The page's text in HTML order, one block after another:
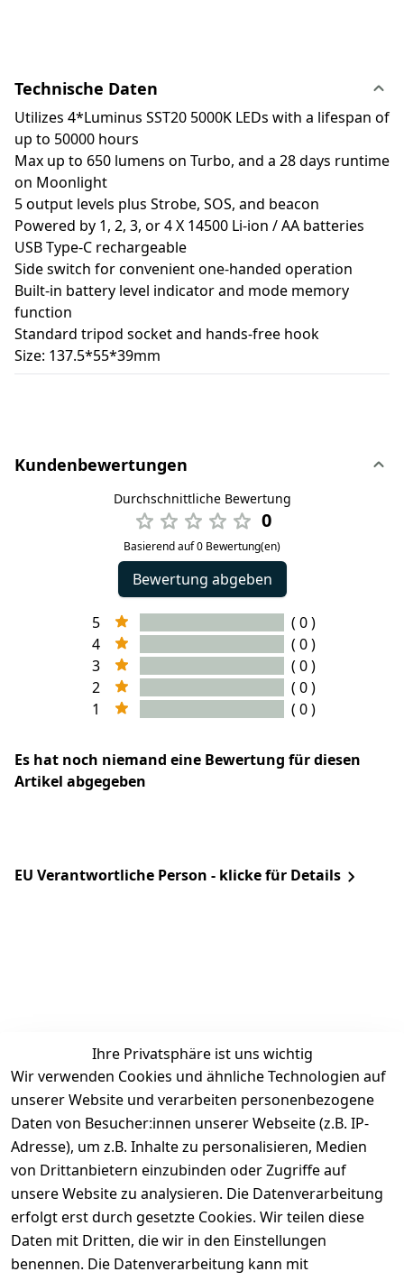
Technische Daten
Utilizes 4*Luminus SST20 5000K LEDs with a lifespan of
up to 50000 hours
Max up to 650 lumens on Turbo, and a 28 days runtime
on Moonlight
5 output levels plus Strobe, SOS, and beacon
Powered by 1, 2, 3, or 4 X 14500 Li-ion / AA batteries
USB Type-C rechargeable
Side switch for convenient one-handed operation
Built-in battery level indicator and mode memory
function
Standard tripod socket and hands-free hook
Size: 137.5*55*39mm
Kundenbewertungen
Durchschnittliche Bewertung
0
Basierend auf 0 Bewertung(en)
Bewertung abgeben
5
( 0 )
4
( 0 )
3
( 0 )
2
( 0 )
1
( 0 )
Es hat noch niemand eine Bewertung für diesen
Artikel abgegeben
EU Verantwortliche Person - klicke für Details
Ihre Privatsphäre ist uns wichtig
Wir verwenden Cookies und ähnliche Technologien auf
unserer Website und verarbeiten personenbezogene
Daten von Besucher:innen unserer Webseite (z.B. IP-
Adresse), um z.B. Inhalte zu personalisieren, Medien
von Drittanbietern einzubinden oder Zugriffe auf
unsere Website zu analysieren. Die Datenverarbeitung
erfolgt erst durch gesetzte Cookies. Wir teilen diese
Daten mit Dritten, die wir in den Einstellungen
benennen. Die Datenverarbeitung kann mit
Rechtliches
AGB
Impressum
Datenschutze
rklärung
Widerrufsrec
ht
Services
Kontakt
Kundenservic
e
Zahlung &
Versand
Batteriegeset
z
Newsletter
Zahlung &
Versand
Kontakt
+49
Mail:
selected-lights
selected-